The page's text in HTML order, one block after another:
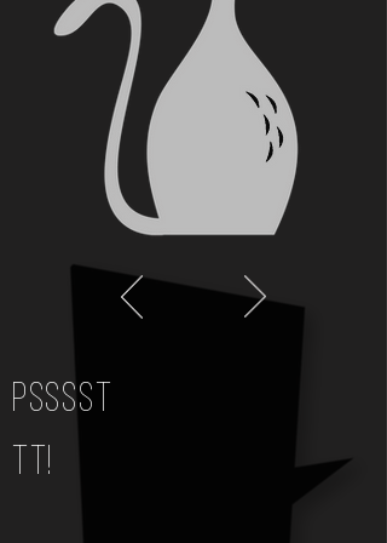
PSSSST
TT!